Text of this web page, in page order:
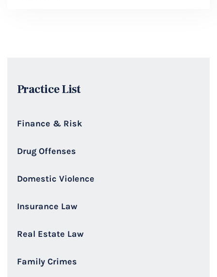
Practice List
Finance & Risk
Drug Offenses
Domestic Violence
Insurance Law
Real Estate Law
Family Crimes